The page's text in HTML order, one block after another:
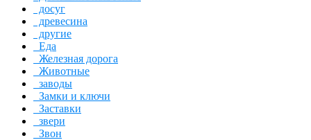
досуг
древесина
другие
Еда
Железная дорога
Животные
заводы
Замки и ключи
Заставки
звери
Звон